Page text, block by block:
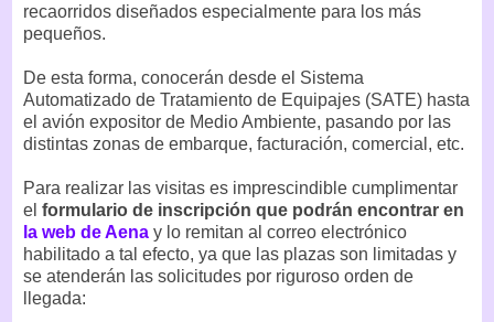
recaorridos diseñados especialmente para los más
pequeños.
De esta forma, conocerán desde el Sistema
Automatizado de Tratamiento de Equipajes (SATE) hasta
el avión expositor de Medio Ambiente, pasando por las
distintas zonas de embarque, facturación, comercial, etc.
Para realizar las visitas es imprescindible cumplimentar
el formulario de inscripción que podrán encontrar en
la web de Aena y lo remitan al correo electrónico
habilitado a tal efecto, ya que las plazas son limitadas y
se atenderán las solicitudes por riguroso orden de
llegada: